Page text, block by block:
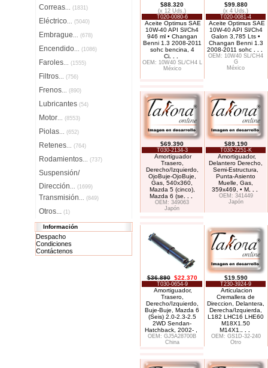
Correas... (1831)
Eléctrico... (5040)
Embrague... (678)
Encendido... (1086)
Faroles... (1555)
Filtros... (756)
Frenos... (890)
Lubricantes (54)
Motor... (8553)
Piolas... (652)
Retenes... (764)
Rodamientos... (737)
Suspensión/
Dirección... (1699)
Transmisión... (849)
Otros... (1)
Información
Despacho
Condiciones
Contáctenos
$88.320
(x 12 Uds.)
T020-0080-6
Aceite Optimus SAE
10W-40 API Sl/Ch4
946 ml • Changan
Benni 1.3 2008-2011
sohc bencina, 4
Ci
OEM: 10W40 SL/CH4 L
México
$99.880
(x 4 Uds.)
T020-0081-4
Aceite Optimus SAE
10W-40 API Sl/Ch4
Galon 3,785 Lts •
Changan Benni 1.3
2008-2011 sohc
OEM: 10W40 SL/CH4
G
México
$69.390
T030-2134-3
Amortiguador
Trasero,
Derecho/Izquierdo,
OjoBuje-OjoBuje,
Gas, 540x360,
Mazda 5 (cinco),
Mazda 6 (se
OEM: 349063
Japón
$89.190
T030-2251-K
Amortiguador,
Delantero Derecho,
Semi-Estructura,
Punta-Asiento
Muelle, Gas,
359x469, • M
OEM: 341449
Japón
$36.890 $22.370
T030-0654-9
Amortiguador,
Trasero,
Derecho/Izquierdo,
Buje-Buje, Mazda 6
(Seis) 2.0-2.3-2.5
2WD Sendan-
Hatchback, 2002- ,
OEM: GJ5A28700B
China
$19.590
T230-3924-9
Articulacion
Cremallera de
Direccion, Delantera,
Derecha/Izquierda,
L182 LHC16 LHE60
M18X1.50
M14X1.
OEM: GS1D-32-240
Otro